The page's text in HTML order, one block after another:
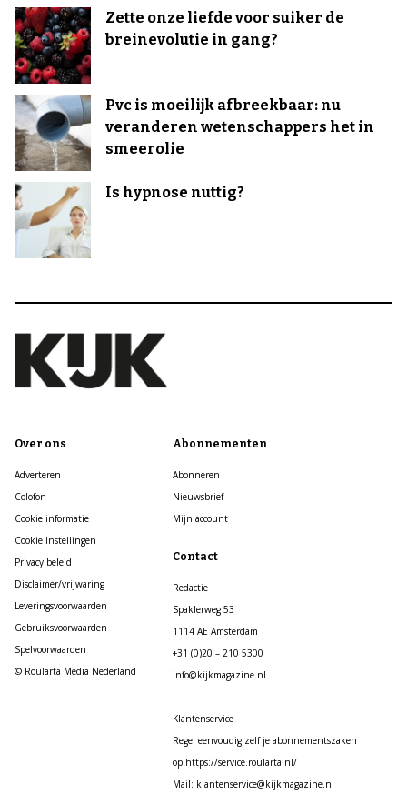
Zette onze liefde voor suiker de
breinevolutie in gang?
Pvc is moeilijk afbreekbaar: nu
veranderen wetenschappers het in
smeerolie
Is hypnose nuttig?
Over ons
Adverteren
Colofon
Cookie informatie
Cookie Instellingen
Privacy beleid
Disclaimer/vrijwaring
Leveringsvoorwaarden
Gebruiksvoorwaarden
Spelvoorwaarden
© Roularta Media Nederland
Abonnementen
Abonneren
Nieuwsbrief
Mijn account
Contact
Redactie
Spaklerweg 53
1114 AE Amsterdam
+31 (0)20 – 210 5300
info@kijkmagazine.nl
Klantenservice
Regel eenvoudig zelf je abonnementszaken
op https://service.roularta.nl/
Mail: klantenservice@kijkmagazine.nl